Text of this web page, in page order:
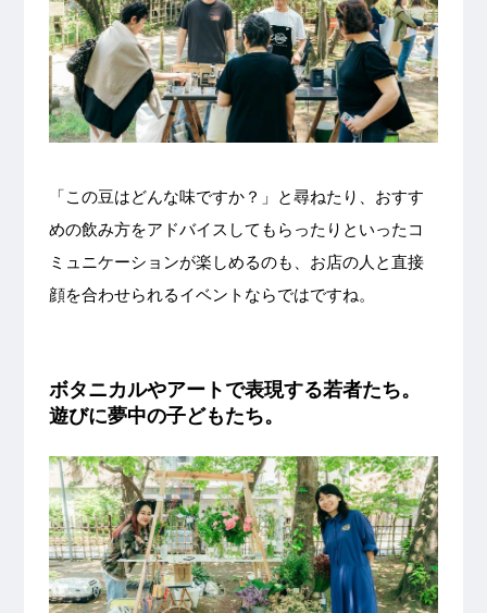
「この豆はどんな味ですか？」と尋ねたり、おすす
めの飲み方をアドバイスしてもらったりといったコ
ミュニケーションが楽しめるのも、お店の人と直接
顔を合わせられるイベントならではですね。
ボタニカルやアートで表現する若者たち。
遊びに夢中の子どもたち。